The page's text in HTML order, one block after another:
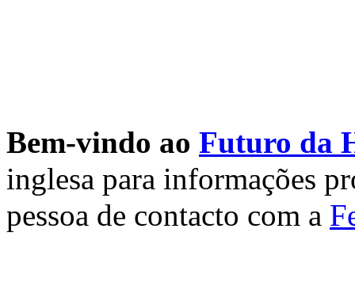
Bem-vindo ao Futuro da
inglesa para informações
pessoa de contacto com a